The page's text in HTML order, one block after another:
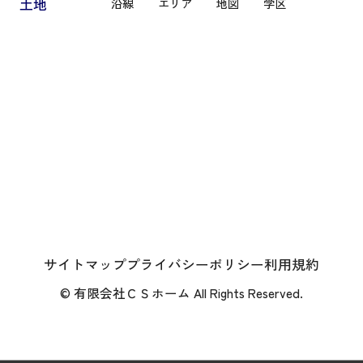
サイトマッププライバシーポリシー利用規約
© 有限会社ＣＳホーム All Rights Reserved.